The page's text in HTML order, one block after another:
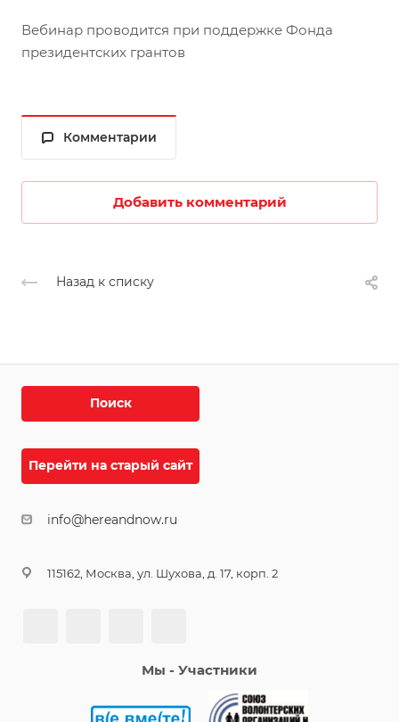
Вебинар проводится при поддержке Фонда
президентских грантов
Комментарии
Добавить комментарий
Назад к списку
Поиск
Перейти на старый сайт
info@hereandnow.ru
115162, Москва, ул. Шухова, д. 17, корп. 2
Мы - Участники